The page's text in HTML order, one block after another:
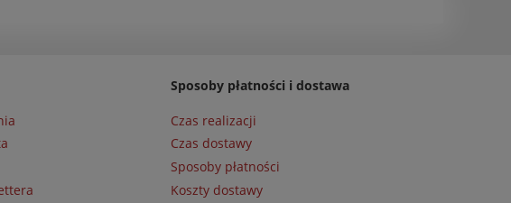
Sposoby płatności i dostawa
Czas realizacji
Czas dostawy
Sposoby płatności
Koszty dostawy